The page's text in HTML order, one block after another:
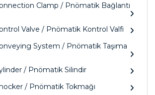
Clamp / Pnömatik Bağlantı
Valve / Pnömatik Kontrol Valfi
System / Pnömatik Taşıma
/ Pnömatik Silindir
/ Pnömatik Tokmağı